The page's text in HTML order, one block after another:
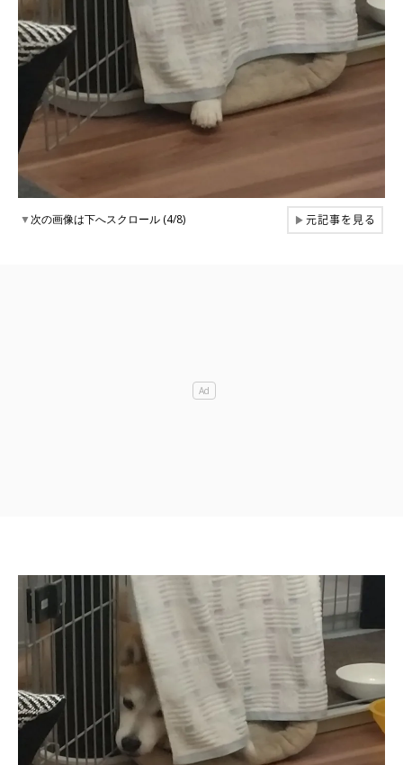
▼次の画像は下へスクロール (4/8) ▶元記事を見る